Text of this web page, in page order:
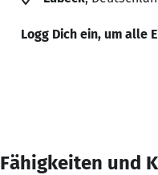
Logg Dich ein, um alle
Fähigkeiten und